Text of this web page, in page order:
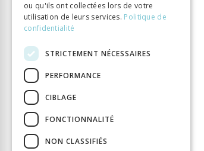
Langue
Français
Nombre de pages
Type de livre
Ouvrage collectif
DOI
10.33055/ALPHIL.03197
ou qu'ils ont collectées lors de votre
utilisation de leurs services. Politique de
confidentialité
STRICTEMENT NÉCESSAIRES
PERFORMANCE
CIBLAGE
FONCTIONNALITÉ
NON CLASSIFIÉS